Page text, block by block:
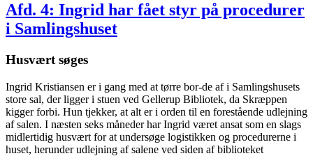
Afd. 4: Ingrid har fået styr på procedurer
i Samlingshuset
Husvært søges
Ingrid Kristiansen er i gang med at tørre bor-de af i Samlingshusets
store sal, der ligger i stuen ved Gellerup Bibliotek, da Skræppen
kigger forbi. Hun tjekker, at alt er i orden til en forestående udlejning
af salen. I næsten seks måneder har Ingrid været ansat som en slags
midlertidig husvært for at undersøge logistikken og procedurerne i
huset, herunder udlejning af salene ved siden af biblioteket